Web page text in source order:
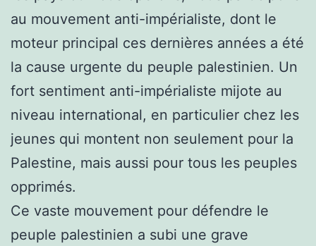
au mouvement anti-impérialiste, dont le
moteur principal ces dernières années a été
la cause urgente du peuple palestinien. Un
fort sentiment anti-impérialiste mijote au
niveau international, en particulier chez les
jeunes qui montent non seulement pour la
Palestine, mais aussi pour tous les peuples
opprimés.
Ce vaste mouvement pour défendre le
peuple palestinien a subi une grave